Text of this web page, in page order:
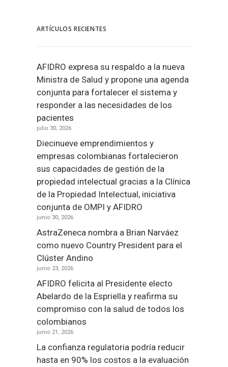
ARTÍCULOS RECIENTES
AFIDRO expresa su respaldo a la nueva
Ministra de Salud y propone una agenda
conjunta para fortalecer el sistema y
responder a las necesidades de los
pacientes
julio 30, 2026
Diecinueve emprendimientos y
empresas colombianas fortalecieron
sus capacidades de gestión de la
propiedad intelectual gracias a la Clínica
de la Propiedad Intelectual, iniciativa
conjunta de OMPI y AFIDRO
junio 30, 2026
AstraZeneca nombra a Brian Narváez
como nuevo Country President para el
Clúster Andino
junio 23, 2026
AFIDRO felicita al Presidente electo
Abelardo de la Espriella y reafirma su
compromiso con la salud de todos los
colombianos
junio 21, 2026
La confianza regulatoria podría reducir
hasta en 90% los costos a la evaluación